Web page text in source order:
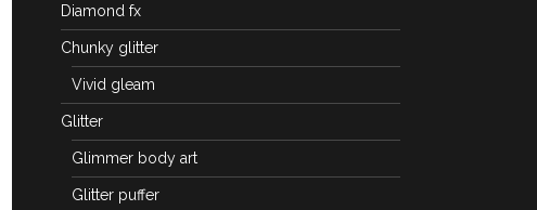
Diamond fx
Chunky glitter
Vivid gleam
Glitter
Glimmer body art
Glitter puffer